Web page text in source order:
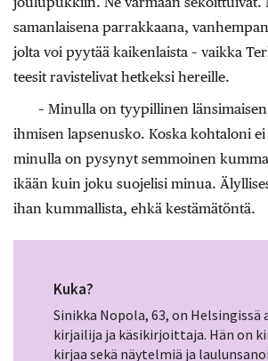
samanlaisena parrakkaana,
jolta voi pyytää kaikenlaista – vaikka
teesit ravistelivat hetkeksi hereille.
– Minulla on tyypillinen
ihmisen lapsenusko. Koska kohtaloni
minulla on pysynyt semmoinen
ikään kuin joku suojelisi minua.
ihan kummallista, ehkä kestämätöntä.
Kuka?
Sinikka Nopola, 63, on Helsingissä
kirjailija ja käsikirjoittaja. Hän on
kirjaa sekä näytelmiä ja